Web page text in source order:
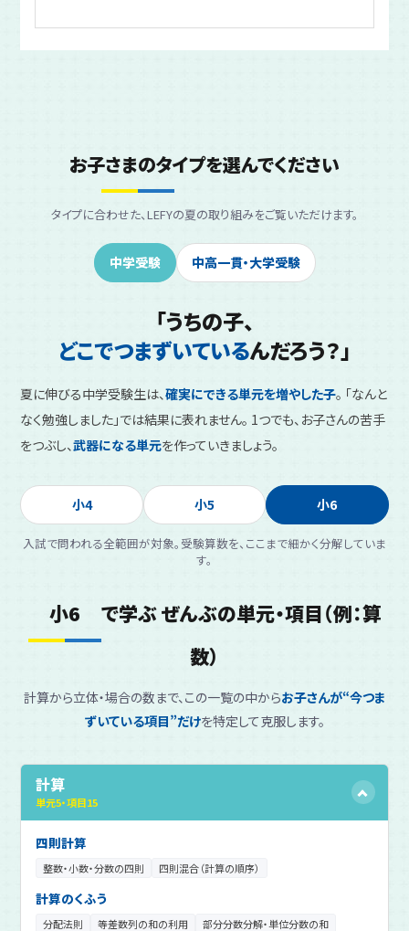
お子さまのタイプを選んでください
タイプに合わせた、LEFYの夏の取り組みをご覧いただけます。
中学受験 中高一貫・大学受験
「うちの子、
どこでつまずいているんだろう？」
夏に伸びる中学受験生は、確実にできる単元を増やした子。 「なんと
なく勉強しました」では結果に表れません。 1つでも、お子さんの苦手
をつぶし、武器になる単元を作っていきましょう。
小4 小5 小6
入試で問われる全範囲が対象。受験算数を、ここまで細かく分解していま
す。
小6
で学ぶ ぜんぶの単元・項目（例：算
数）
計算から立体・場合の数まで、この一覧の中からお子さんが“今つま
ずいている項目”だけを特定して克服します。
計算
単元5・項目15
四則計算
整数・小数・分数の四則 四則混合（計算の順序）
計算のくふう
分配法則 等差数列の和の利用 部分分数分解・単位分数の和